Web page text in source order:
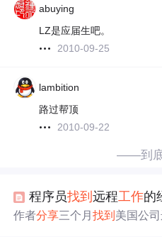
abuying
LZ是应届生吧。
2010-09-25
lambition
路过帮顶
2010-09-22
——到
程序员找到远程工作的
作者分享三个月找到 美国公